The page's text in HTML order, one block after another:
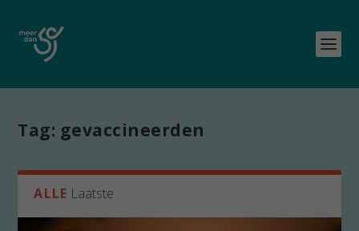
Tag: gevaccineerden
ALLE Laatste